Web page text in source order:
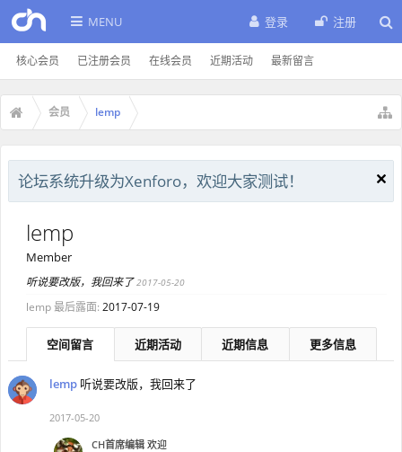
MENU
核心会员 已注册会员 在线会员 近期活动 最新留言
登录 注册
会员 lemp
论坛系统升级为Xenforo，欢迎大家测试！
lemp
Member
听说要改版，我回来了2017-05-20
lemp 最后露面: 2017-07-19
空间留言 近期活动 近期信息 更多信息
lemp 听说要改版，我回来了
2017-05-20
CH首席编辑 欢迎